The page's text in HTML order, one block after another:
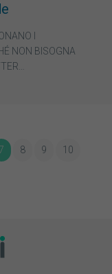
I
NON BISOGNA
8 9 10